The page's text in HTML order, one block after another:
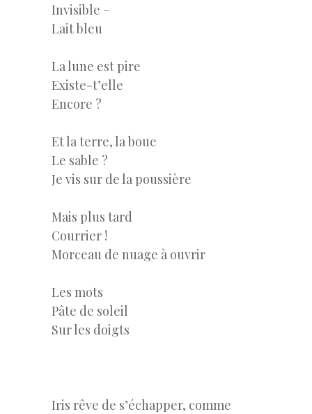
Invisible –
Lait bleu
La lune est pire
Existe-t’elle
Encore ?
Et la terre, la boue
Le sable ?
Je vis sur de la poussière
Mais plus tard
Courrier !
Morceau de nuage à ouvrir
Les mots
Pâte de soleil
Sur les doigts
Iris rêve de s’échapper, comme